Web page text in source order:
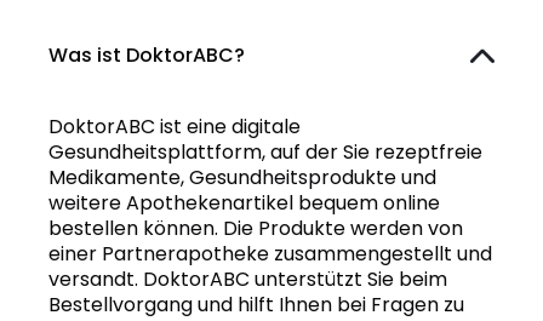
Was ist DoktorABC?
DoktorABC ist eine digitale
Gesundheitsplattform, auf der Sie rezeptfreie
Medikamente, Gesundheitsprodukte und
weitere Apothekenartikel bequem online
bestellen können. Die Produkte werden von
einer Partnerapotheke zusammengestellt und
versandt. DoktorABC unterstützt Sie beim
Bestellvorgang und hilft Ihnen bei Fragen zu